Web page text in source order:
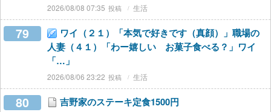
2026/08/08 07:35 生活
79
ワイ（２１）「本気で好きです（真顔）」職場の
人妻（４１）「わー嬉しい お菓子食べる？」ワイ
「…」
2026/08/06 23:22 生活
80 吉野家のステーキ定食1500円